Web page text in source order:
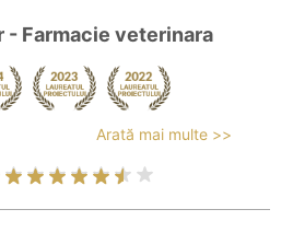
- Farmacie veterinara
Arată mai multe >>